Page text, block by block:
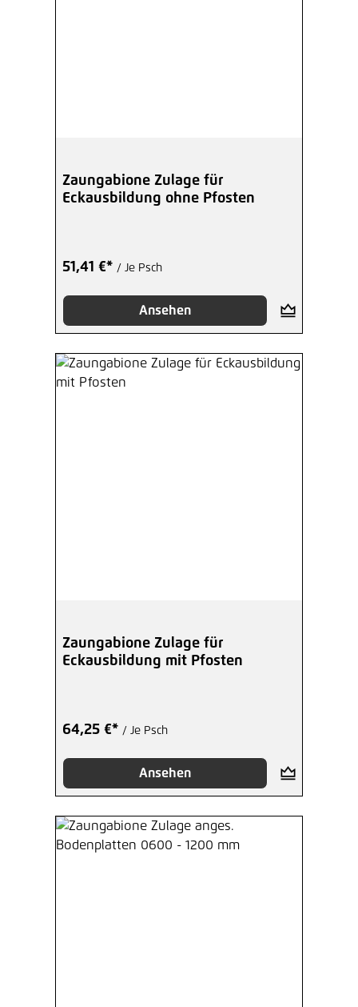
Zaungabione Zulage für
Eckausbildung ohne Pfosten
51,41 €* / Je Psch
Ansehen
Zaungabione Zulage für
Eckausbildung mit Pfosten
64,25 €* / Je Psch
Ansehen